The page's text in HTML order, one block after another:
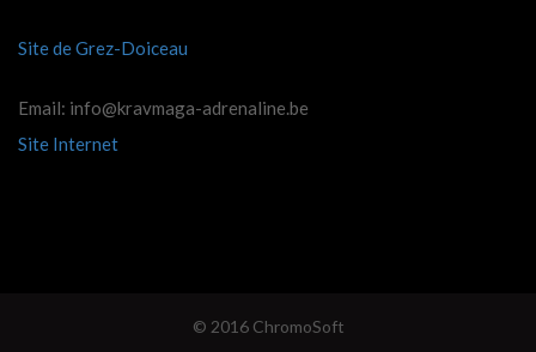
Site de Grez-Doiceau
Email: info@kravmaga-adrenaline.be
Site Internet
© 2016 ChromoSoft